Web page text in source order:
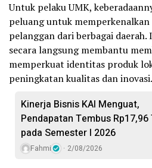
Untuk pelaku UMK,
peluang untuk
pelanggan dari berbagai
secara langsung membantu
memperkuat identitas produk
peningkatan kualitas dan inovasi.
Kinerja Bisnis KAI Menguat,
Pendapatan Tembus Rp17,96
pada Semester I 2026
Fahmi 2/08/2026